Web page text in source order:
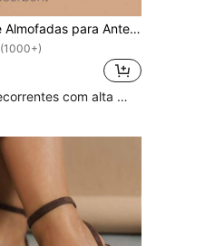
1-5 Pares de Almofadas para Antepé de Sapatos de Salto Alto em Pele, Macias e Absorventes, Invisíveis, Antiderrapantes e Autocolantes, Unissexo
(1000+)
Clientes recorrentes com alta taxa de retorno